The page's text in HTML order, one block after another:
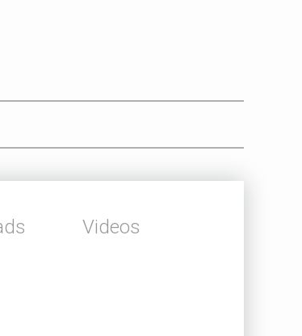
Videos